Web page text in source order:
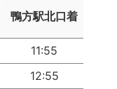
鴨方駅北口着
11:55
12:55